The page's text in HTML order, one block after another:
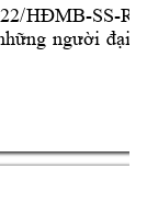
HĐMB-SS-
người đại